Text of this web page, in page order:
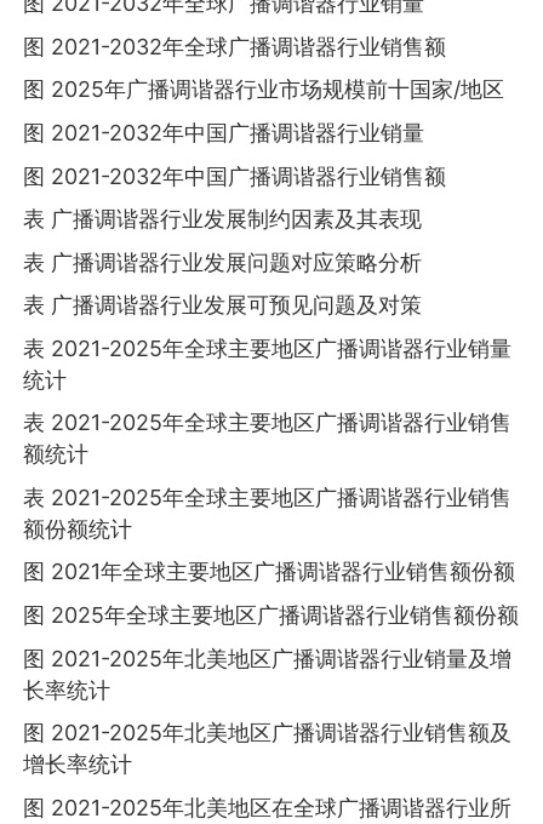
图 2021-2032年全球广播调谐器行业销售额
图 2025年广播调谐器行业市场规模前十国家/地区
图 2021-2032年中国广播调谐器行业销量
图 2021-2032年中国广播调谐器行业销售额
表 广播调谐器行业发展制约因素及其表现
表 广播调谐器行业发展问题对应策略分析
表 广播调谐器行业发展可预见问题及对策
表 2021-2025年全球主要地区广播调谐器行业销量
统计
表 2021-2025年全球主要地区广播调谐器行业销售
额统计
表 2021-2025年全球主要地区广播调谐器行业销售
额份额统计
图 2021年全球主要地区广播调谐器行业销售额份额
图 2025年全球主要地区广播调谐器行业销售额份额
图 2021-2025年北美地区广播调谐器行业销量及增
长率统计
图 2021-2025年北美地区广播调谐器行业销售额及
增长率统计
图 2021-2025年北美地区在全球广播调谐器行业所